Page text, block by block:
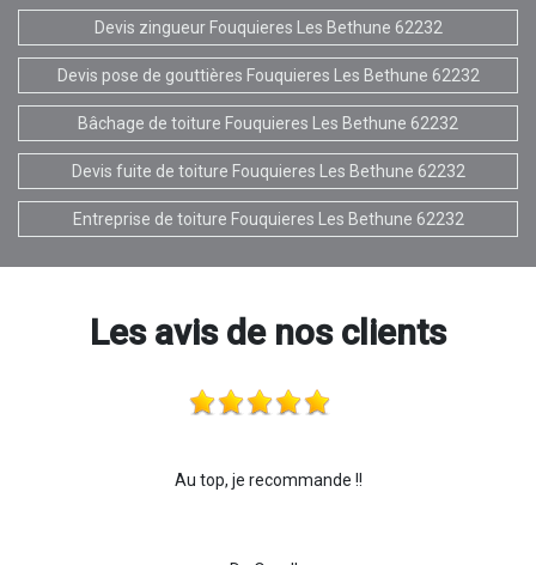
Devis zingueur Fouquieres Les Bethune 62232
Devis pose de gouttières Fouquieres Les Bethune 62232
Bâchage de toiture Fouquieres Les Bethune 62232
Devis fuite de toiture Fouquieres Les Bethune 62232
Entreprise de toiture Fouquieres Les Bethune 62232
Les avis de nos clients
Au top, je recommande !!